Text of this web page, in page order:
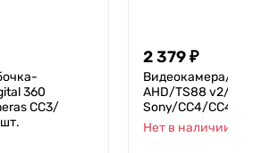
360
CC3/
2 379 ₽
Видеокамера/
AHD/TS88 v2/
Sony/CC4/CC4L
Нет в наличии